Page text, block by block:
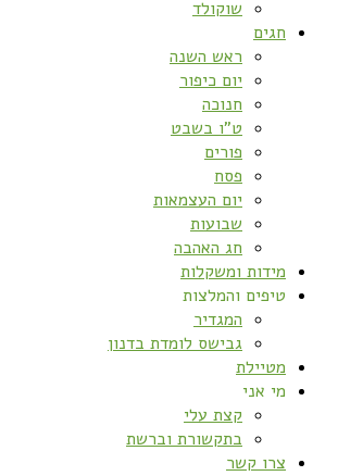
שוקולד
חגים
ראש השנה
יום כיפור
חנוכה
ט”ו בשבט
פורים
פסח
יום העצמאות
שבועות
חג האהבה
מידות ומשקלות
טיפים והמלצות
המגדיר
גבישס לומדת בדנון
מטיילת
מי אני
קצת עלי
בתקשורת וברשת
צרו קשר